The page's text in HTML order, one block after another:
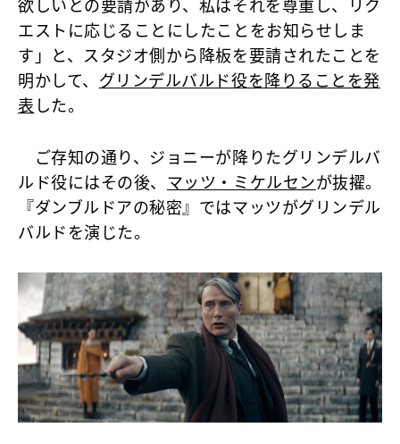
欲しいとの要請があり、私はそれを尊重し、リク
エストに応じることにしたことをお知らせしま
す」と、スタジオ側から降板を要請されたことを
明かして、 グリンデルバルド役を降りることを発
表した。
ご存知の通り、ジョニーが降りたグリンデルバ
ルド役にはその後、 マッツ・ミケルセンが抜擢。
『ダンブルドアの秘密』ではマッツがグリンデル
バルドを演じた。